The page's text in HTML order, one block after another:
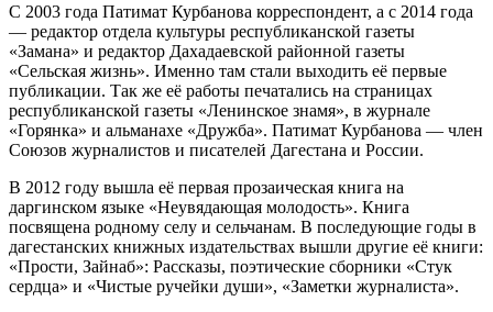
С 2003 года Патимат Курбанова корреспондент, а с 2014 года
— редактор отдела культуры республиканской газеты
«Замана» и редактор Дахадаевской районной газеты
«Сельская жизнь». Именно там стали выходить её первые
публикации. Так же её работы печатались на страницах
республиканской газеты «Ленинское знамя», в журнале
«Горянка» и альманахе «Дружба». Патимат Курбанова — член
Союзов журналистов и писателей Дагестана и России.
В 2012 году вышла её первая прозаическая книга на
даргинском языке «Неувядающая молодость». Книга
посвящена родному селу и сельчанам. В последующие годы в
дагестанских книжных издательствах вышли другие её книги:
«Прости, Зайнаб»: Рассказы, поэтические сборники «Стук
сердца» и «Чистые ручейки души», «Заметки журналиста».